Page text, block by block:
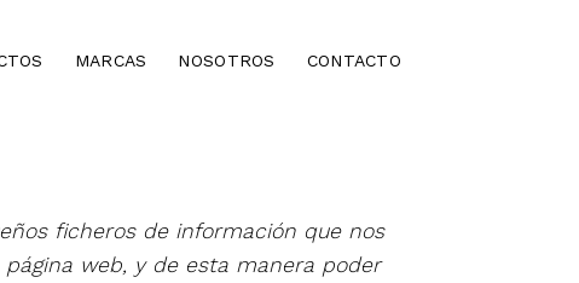
MARCAS NOSOTROS CONTACTO
ficheros de información que nos
web, y de esta manera poder